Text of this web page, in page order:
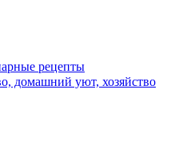
рецепты
домашний уют, хозяйство